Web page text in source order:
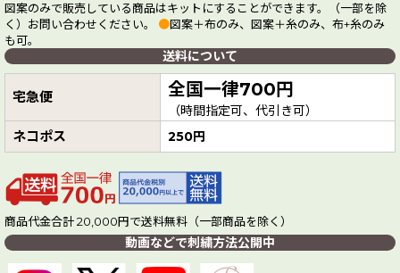
図案のみで販売している商品はキットにすることができます。（一部を除
く）お問い合わせください。 ●図案＋布のみ、図案＋糸のみ、布+糸のみ
も可。
送料について
宅急便 全国一律700円
（時間指定可、代引き可）
ネコポス 250円
商品代金合計 20,000円で送料無料（一部商品を除く）
動画などで刺繍方法公開中